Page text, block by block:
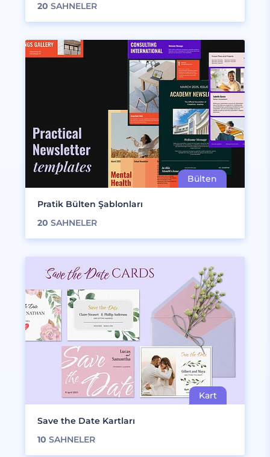
20 SAHNELER
Pratik Bülten Şablonları
20 SAHNELER
Save the Date Kartları
10 SAHNELER